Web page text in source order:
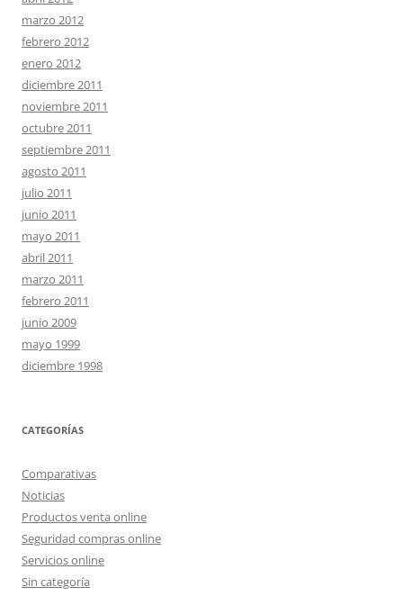
marzo 2012
febrero 2012
enero 2012
diciembre 2011
noviembre 2011
octubre 2011
septiembre 2011
agosto 2011
julio 2011
junio 2011
mayo 2011
abril 2011
marzo 2011
febrero 2011
junio 2009
mayo 1999
diciembre 1998
CATEGORÍAS
Comparativas
Noticias
Productos venta online
Seguridad compras online
Servicios online
Sin categoría